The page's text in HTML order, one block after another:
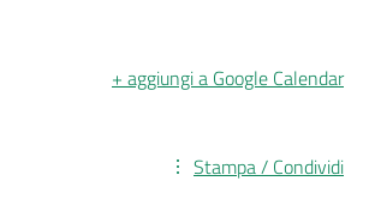
+ aggiungi a Google Calendar
Stampa / Condividi